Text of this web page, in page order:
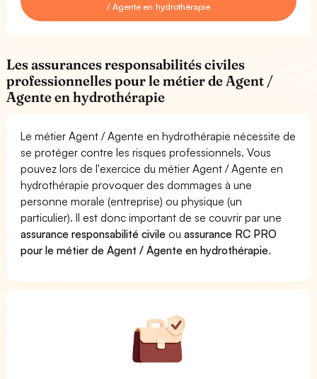
/ Agente en hydrothérapie
Les assurances responsabilités civiles
professionnelles pour le métier de Agent /
Agente en hydrothérapie
Le métier Agent / Agente en hydrothérapie nécessite de
se protéger contre les risques professionnels. Vous
pouvez lors de l'exercice du métier Agent / Agente en
hydrothérapie provoquer des dommages à une
personne morale (entreprise) ou physique (un
particulier). Il est donc important de se couvrir par une
assurance responsabilité civile ouassurance RC PRO
pour le métier de Agent / Agente en hydrothérapie.